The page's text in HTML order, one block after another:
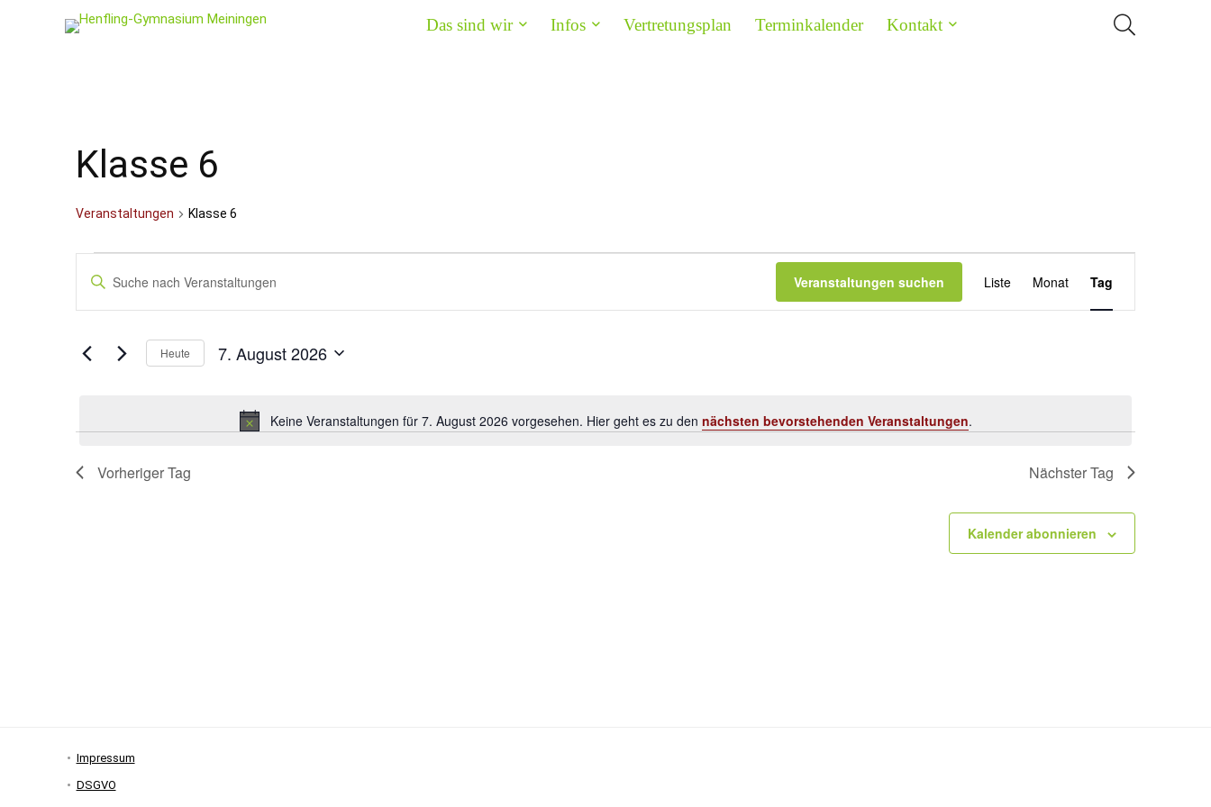
Das sind wir Infos Vertretungsplan Terminkalender Kontakt
Klasse 6
Veranstaltungen Klasse 6
für
August
Hinweis
Keine Veranstaltungen für 7. August 2026 vorgesehen. Hier geht es zu den nächsten bevorstehenden Veranstaltungen.
Suche
Ansichten,
Navigation
Bitte
Schlüsselwort
Veranstaltungen
Schlüsselwort.
Veranstaltungen suchen
Ansichten-
Navigation
Liste Monat Tag
Heute 7. August 2026
Vorheriger Tag Nächster Tag
Kalender abonnieren
Impressum
DSGVO